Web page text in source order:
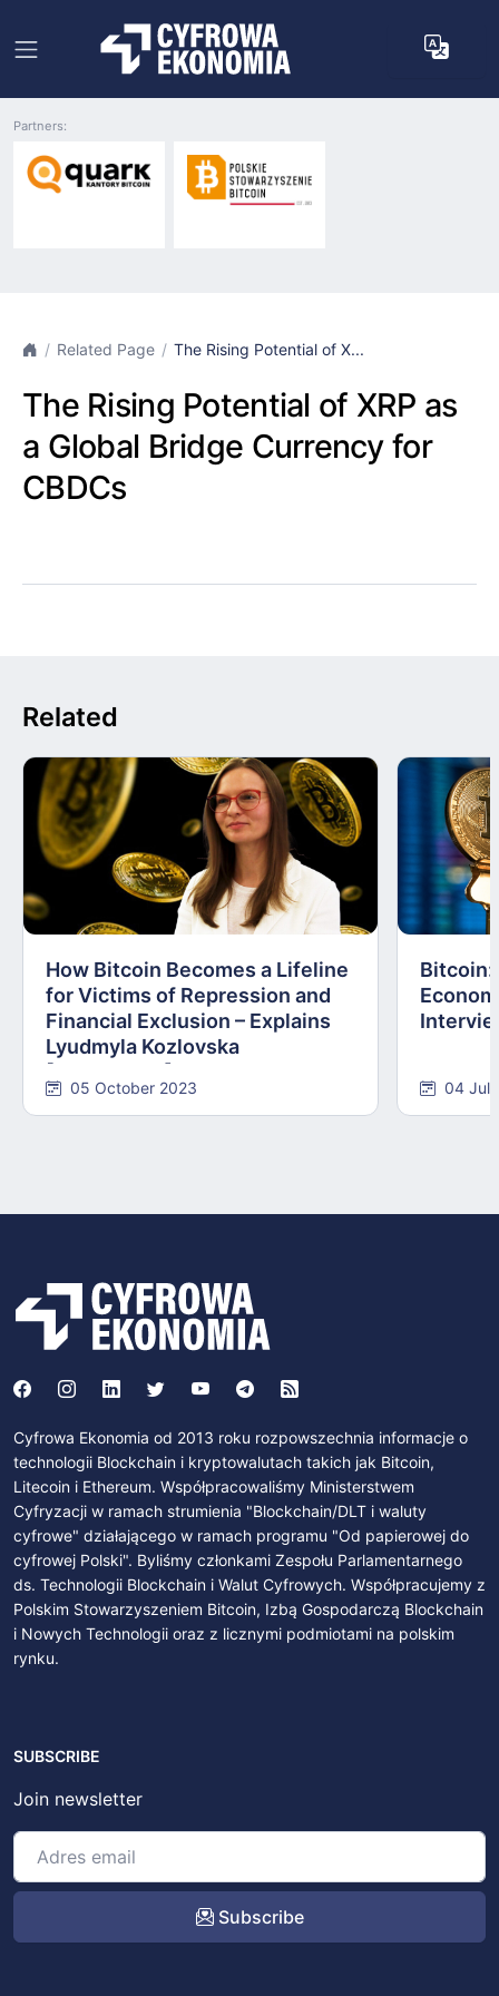
Partners:
Related Page The Rising Potential of X...
The Rising Potential of XRP as
a Global Bridge Currency for
CBDCs
Related
How Bitcoin Becomes a Lifeline
for Victims of Repression and
Financial Exclusion – Explains
Lyudmyla Kozlovska
05 October 2023
Bitcoin:
04
Cyfrowa Ekonomia od 2013 roku rozpowszechnia informacje o
technologii Blockchain i kryptowalutach takich jak Bitcoin,
Litecoin i Ethereum. Współpracowaliśmy Ministerstwem
Cyfryzacji w ramach strumienia "Blockchain/DLT i waluty
cyfrowe" działającego w ramach programu "Od papierowej do
cyfrowej Polski". Byliśmy członkami Zespołu Parlamentarnego
ds. Technologii Blockchain i Walut Cyfrowych. Współpracujemy z
Polskim Stowarzyszeniem Bitcoin, Izbą Gospodarczą Blockchain
i Nowych Technologii oraz z licznymi podmiotami na polskim
rynku.
SUBSCRIBE
Join newsletter
Subscribe